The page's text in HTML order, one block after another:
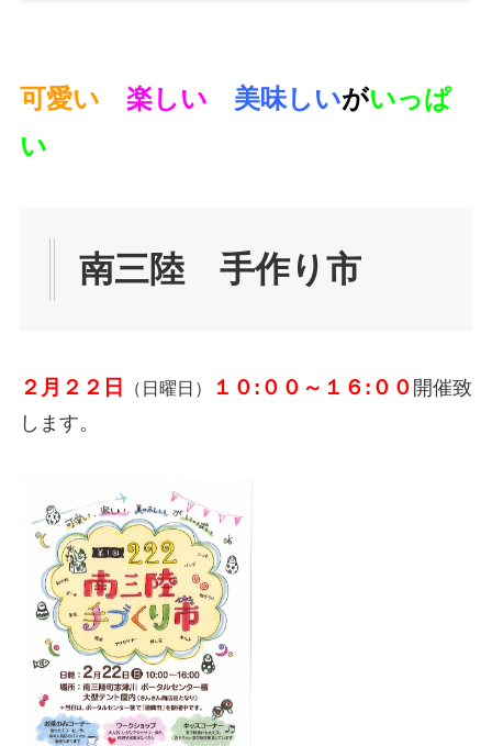
可愛い 楽しい 美味しいがいっぱ
い
南三陸 手作り市
２月２２日 （日曜日） １０:００～１６:００ 開催致
します。